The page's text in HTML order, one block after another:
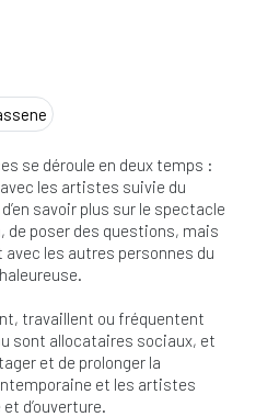
se déroule en deux temps :
les artistes suivie du
savoir plus sur le spectacle
de poser des questions, mais
les autres personnes du
travaillent ou fréquentent
sont allocataires sociaux, et
et de prolonger la
et les artistes
d’ouverture.